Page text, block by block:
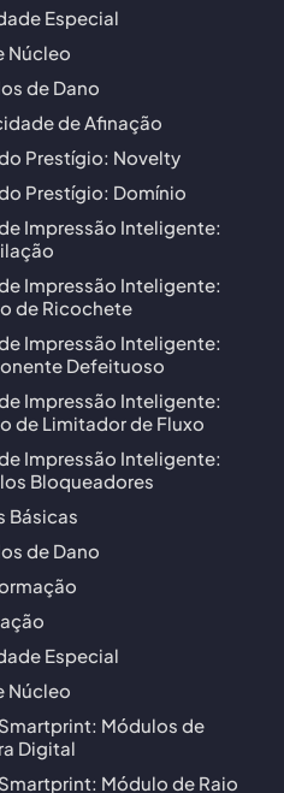
Especial
Núcleo
de Dano
de Afinação
Prestígio: Novelty
Prestígio: Domínio
Impressão Inteligente:
Impressão Inteligente:
de Ricochete
Impressão Inteligente:
Defeituoso
Impressão Inteligente:
de Limitador de Fluxo
Impressão Inteligente:
Bloqueadores
Básicas
de Dano
Especial
Núcleo
Módulos de
Digital
Módulo de Raio